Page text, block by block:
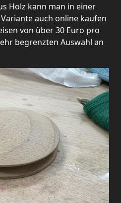
Holz kann man in einer
auch online kaufen
von über 30 Euro pro
begrenzten Auswahl an